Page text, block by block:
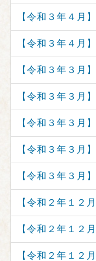
【令和３年４
【令和３年４
【令和３年３
【令和３年３
【令和３年３
【令和３年３
【令和３年３
【令和２年１
【令和２年１
【令和２年１